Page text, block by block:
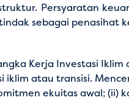
Persyaratan
sebagai penasihat
Kerja Investasi
atau transisi.
ekuitas awal; (ii)